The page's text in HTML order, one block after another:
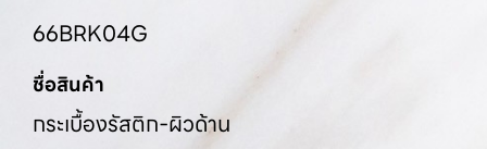
66BRK04G
ชื่อสินค้า
กระเบื้องรัสติก-ผิวด้าน